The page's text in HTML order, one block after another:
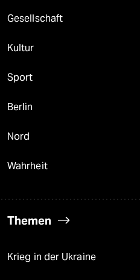
Gesellschaft
Kultur
Sport
Berlin
Nord
Wahrheit
Themen
Krieg in der Ukraine